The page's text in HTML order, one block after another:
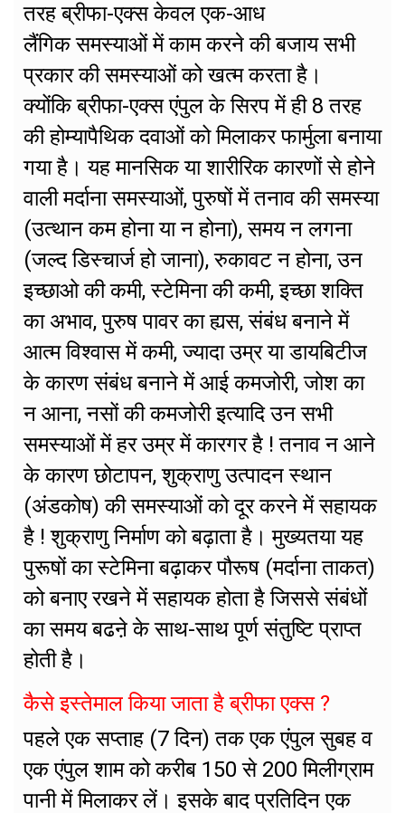
तरह ब्रीफा-एक्स केवल एक-आध
लैंगिक समस्याओं में काम करने की बजाय सभी
प्रकार की समस्याओं को खत्म करता है।
क्योंकि ब्रीफा-एक्स एंपुल के सिरप में ही 8 तरह
की होम्यापैथिक दवाओं को मिलाकर फार्मुला बनाया
गया है। यह मानसिक या शारीरिक कारणों से होने
वाली मर्दाना समस्याओं, पुरुषों में तनाव की समस्या
(उत्थान कम होना या न होना), समय न लगना
(जल्द डिस्चार्ज हो जाना), रुकावट न होना, उन
इच्छाओ की कमी, स्टेमिना की कमी, इच्छा शक्ति
का अभाव, पुरुष पावर का ह्यस, संबंध बनाने में
आत्म विश्वास में कमी, ज्यादा उम्र या डायबिटीज
के कारण संबंध बनाने में आई कमजोरी, जोश का
न आना, नसों की कमजोरी इत्यादि उन सभी
समस्याओं में हर उम्र में कारगर है ! तनाव न आने
के कारण छोटापन, शुक्राणु उत्पादन स्थान
(अंडकोष) की समस्याओं को दूर करने में सहायक
है ! शुक्राणु निर्माण को बढ़ाता है। मुख्यतया यह
पुरूषों का स्टेमिना बढ़ाकर पौरूष (मर्दाना ताकत)
को बनाए रखने में सहायक होता है जिससे संबंधों
का समय बढऩे के साथ-साथ पूर्ण संतुष्टि प्राप्त
होती है।
कैसे इस्तेमाल किया जाता है ब्रीफा एक्स ?
पहले एक सप्ताह (7 दिन) तक एक एंपुल सुबह व
एक एंपुल शाम को करीब 150 से 200 मिलीग्राम
पानी में मिलाकर लें। इसके बाद प्रतिदिन एक